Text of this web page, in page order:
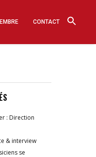
CONTACT
: Direction
& interview
se